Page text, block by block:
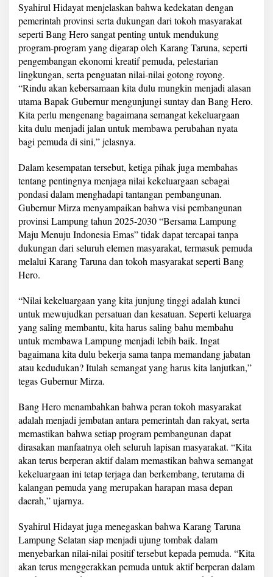
Syahirul Hidayat menjelaskan bahwa kedekatan dengan
pemerintah provinsi serta dukungan dari tokoh masyarakat
seperti Bang Hero sangat penting untuk mendukung
program-program yang digarap oleh Karang Taruna, seperti
pengembangan ekonomi kreatif pemuda, pelestarian
lingkungan, serta penguatan nilai-nilai gotong royong.
“Rindu akan kebersamaan kita dulu mungkin menjadi alasan
utama Bapak Gubernur mengunjungi suntay dan Bang Hero.
Kita perlu mengenang bagaimana semangat kekeluargaan
kita dulu menjadi jalan untuk membawa perubahan nyata
bagi pemuda di sini,” jelasnya.
Dalam kesempatan tersebut, ketiga pihak juga membahas
tentang pentingnya menjaga nilai kekeluargaan sebagai
pondasi dalam menghadapi tantangan pembangunan.
Gubernur Mirza menyampaikan bahwa visi pembangunan
provinsi Lampung tahun 2025-2030 “Bersama Lampung
Maju Menuju Indonesia Emas” tidak dapat tercapai tanpa
dukungan dari seluruh elemen masyarakat, termasuk pemuda
melalui Karang Taruna dan tokoh masyarakat seperti Bang
Hero.
“Nilai kekeluargaan yang kita junjung tinggi adalah kunci
untuk mewujudkan persatuan dan kesatuan. Seperti keluarga
yang saling membantu, kita harus saling bahu membahu
untuk membawa Lampung menjadi lebih baik. Ingat
bagaimana kita dulu bekerja sama tanpa memandang jabatan
atau kedudukan? Itulah semangat yang harus kita lanjutkan,”
tegas Gubernur Mirza.
Bang Hero menambahkan bahwa peran tokoh masyarakat
adalah menjadi jembatan antara pemerintah dan rakyat, serta
memastikan bahwa setiap program pembangunan dapat
dirasakan manfaatnya oleh seluruh lapisan masyarakat. “Kita
akan terus berperan aktif dalam memastikan bahwa semangat
kekeluargaan ini tetap terjaga dan berkembang, terutama di
kalangan pemuda yang merupakan harapan masa depan
daerah,” ujarnya.
Syahirul Hidayat juga menegaskan bahwa Karang Taruna
Lampung Selatan siap menjadi ujung tombak dalam
menyebarkan nilai-nilai positif tersebut kepada pemuda. “Kita
akan terus menggerakkan pemuda untuk aktif berperan dalam